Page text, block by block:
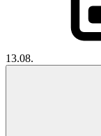
13.08.